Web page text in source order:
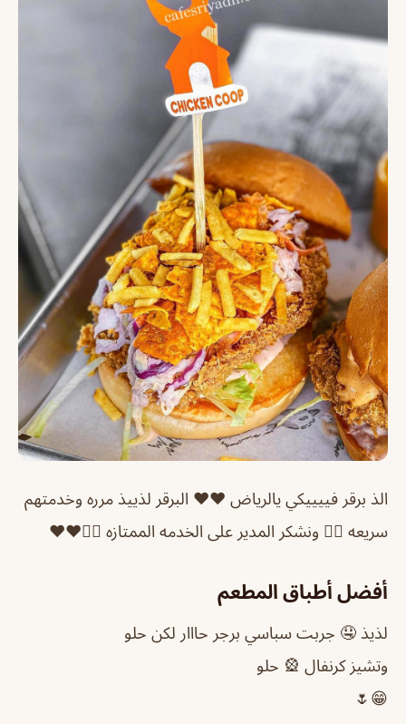
الذ برقر فييييكي يالرياض ♥️♥️ البرقر لذييذ مرره وخدمتهم
سريعه 👍🏼 ونشكر المدير على الخدمه الممتازه 👍🏼♥️♥️
أفضل أطباق المطعم
لذيذ 🤤 جربت سباسي برجر حااار لكن حلو
وتشيز كرنفال 🎡 حلو
😁🌷